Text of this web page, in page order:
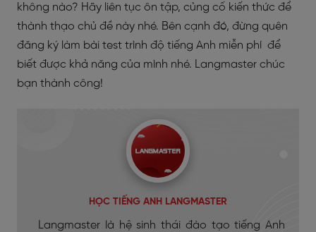
không nào? Hãy liên tục ôn tập, củng cố kiến thức để
thành thạo chủ đề này nhé. Bên cạnh đó, đừng quên
đăng ký làm bài test trình độ tiếng Anh miễn phí để
biết được khả năng của mình nhé. Langmaster chúc
bạn thành công!
HỌC TIẾNG ANH LANGMASTER
Langmaster là hệ sinh thái đào tạo tiếng Anh